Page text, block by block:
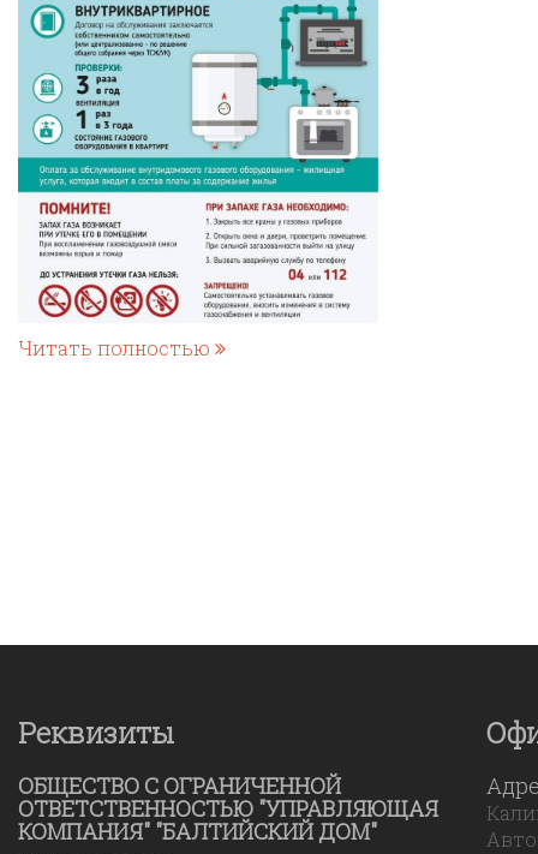
Читать полностью
Реквизиты
ОБЩЕСТВО С ОГРАНИЧЕННОЙ
ОТВЕТСТВЕННОСТЬЮ "УПРАВЛЯЮЩАЯ
КОМПАНИЯ" "БАЛТИЙСКИЙ ДОМ"